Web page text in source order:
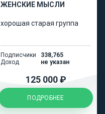
ЖЕНСКИЕ МЫСЛИ
хорошая старая группа
Подписчики
338,765
Доход
не указан
125 000 ₽
ПОДРОБНЕЕ